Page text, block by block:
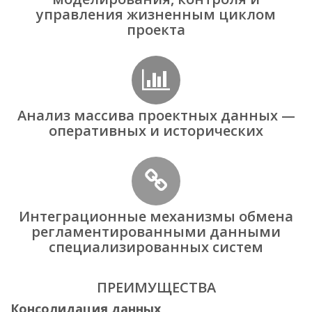
управления жизненным циклом
проекта
Анализ массива проектных данных —
оперативных и исторических
Интеграционные механизмы обмена
регламентированными данными
специализированных систем
ПРЕИМУЩЕСТВА
Консолидация данных